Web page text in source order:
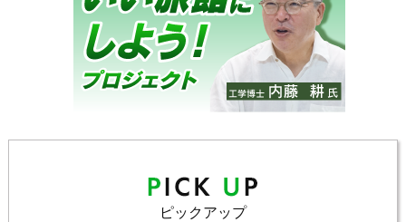
ピックアップ